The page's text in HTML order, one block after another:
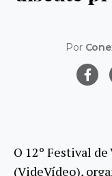
Por
O 12º Festival
(VideVídeo),